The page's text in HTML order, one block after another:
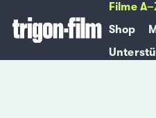
Filme
Shop